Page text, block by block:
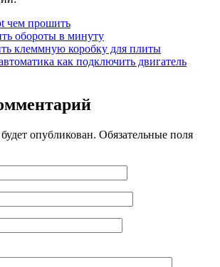
чем прошить
обороты в минуту
клеммную коробку для плиты
как подключить двигатель
опубликован. Обязательные поля